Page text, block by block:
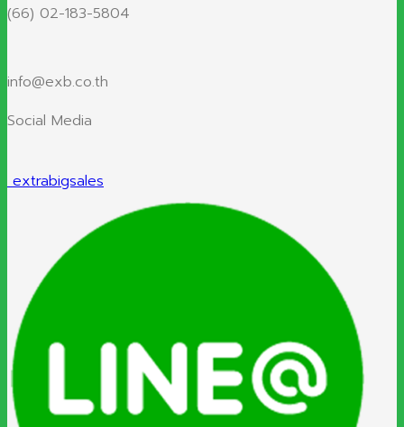
(66) 02-183-5804
info@exb.co.th
Social Media
extrabigsales